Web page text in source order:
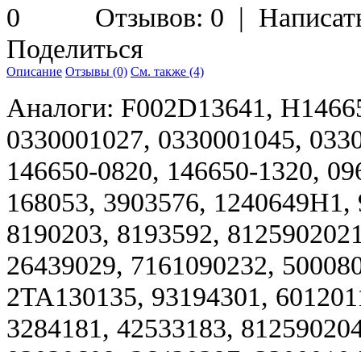
Отзывов: 0 |
Поделиться
Описание Отзывы (0) См. также (4)
Аналоги: F002D13641,
0330001027, 0330001045,
146650-0820, 146650-1320,
168053, 3903576,
8190203, 8193592,
26439029, 7161090232,
2TA130135, 93194301,
3284181, 42533183,